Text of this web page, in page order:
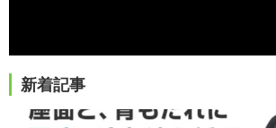
新着記事